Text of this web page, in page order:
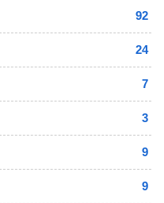
92
24
7
3
9
9